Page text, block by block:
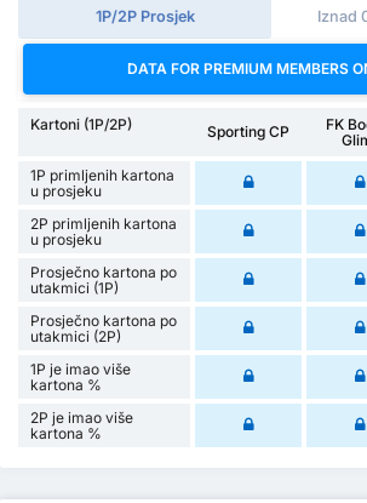
1P/2P Prosjek Iznad
DATA FOR PREMIUM MEMBERS
Kartoni (1P/2P) Sporting CP
FK
1P primljenih kartona
u prosjeku
2P primljenih kartona
u prosjeku
Prosječno kartona po
utakmici (1P)
Prosječno kartona po
utakmici (2P)
1P je imao više
kartona %
2P je imao više
kartona %